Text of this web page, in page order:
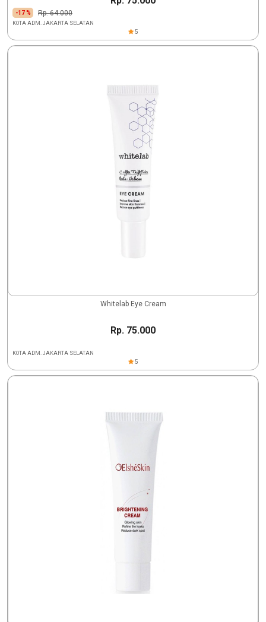
-17 % Rp. 64.000
KOTA ADM. JAKARTA SELATAN
5
Whitelab Eye Cream
Rp. 75.000
KOTA ADM. JAKARTA SELATAN
5